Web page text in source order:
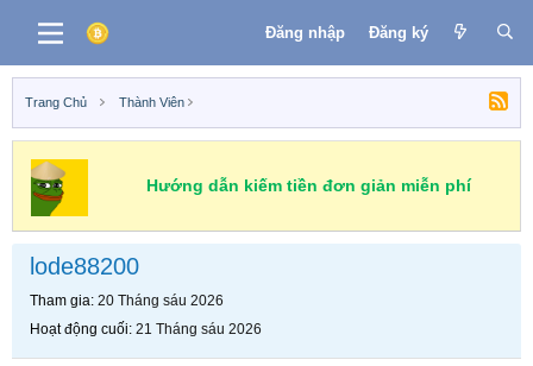
Đăng nhập Đăng ký
Trang Chủ Thành Viên
Hướng dẫn kiếm tiền đơn giản miễn phí
lode88200
Tham gia 20 Tháng sáu 2026
Hoạt động cuối 21 Tháng sáu 2026